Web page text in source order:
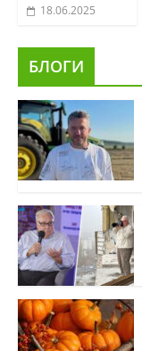
18.06.2025
БЛОГИ